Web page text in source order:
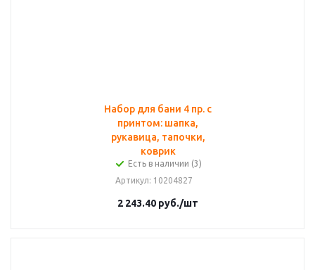
Набор для бани 4 пр. с
принтом: шапка,
рукавица, тапочки,
коврик
Есть в наличии (3)
Артикул: 10204827
2 243.40 руб./шт